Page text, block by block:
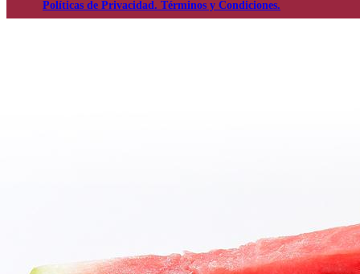
Políticas de Privacidad. Términos y Condiciones.